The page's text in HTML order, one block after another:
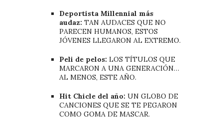
Deportista Millennial más
audaz: TAN AUDACES QUE NO
PARECEN HUMANOS, ESTOS
JÓVENES LLEGARON AL EXTREMO.
Peli de pelos: LOS TÍTULOS QUE
MARCARON A UNA GENERACIÓN…
AL MENOS, ESTE AÑO.
Hit Chicle del año: UN GLOBO DE
CANCIONES QUE SE TE PEGARON
COMO GOMA DE MASCAR.